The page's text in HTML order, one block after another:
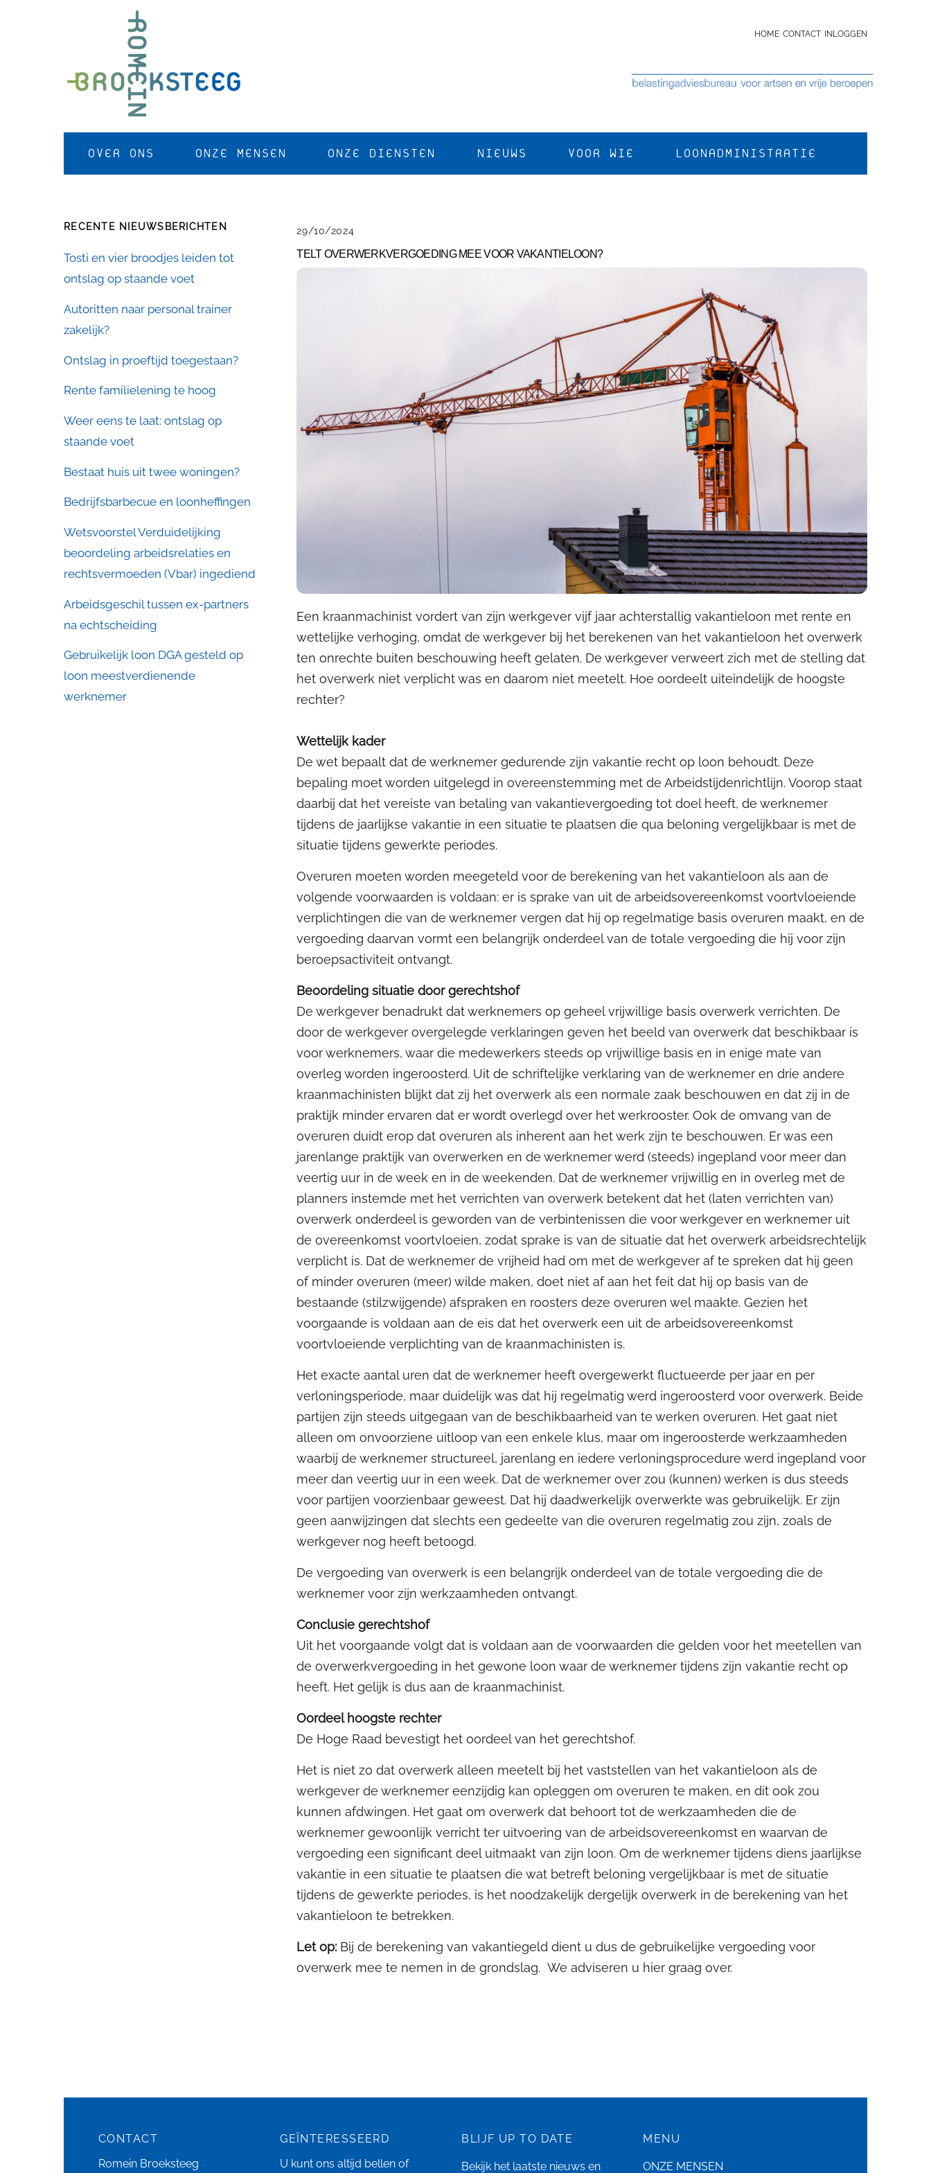
HOME CONTACT INLOGGEN
OVER ONS ONZE MENSEN ONZE DIENSTEN NIEUWS VOOR WIE LOONADMINISTRATIE
29/10/2024
TELT OVERWERKVERGOEDING MEE VOOR VAKANTIELOON?
Een kraanmachinist vordert van zijn werkgever vijf jaar achterstallig vakantieloon met rente en
wettelijke verhoging, omdat de werkgever bij het berekenen van het vakantieloon het overwerk
ten onrechte buiten beschouwing heeft gelaten. De werkgever verweert zich met de stelling dat
het overwerk niet verplicht was en daarom niet meetelt. Hoe oordeelt uiteindelijk de hoogste
rechter?
Wettelijk kader
De wet bepaalt dat de werknemer gedurende zijn vakantie recht op loon behoudt. Deze
bepaling moet worden uitgelegd in overeenstemming met de Arbeidstijdenrichtlijn. Voorop staat
daarbij dat het vereiste van betaling van vakantievergoeding tot doel heeft, de werknemer
tijdens de jaarlijkse vakantie in een situatie te plaatsen die qua beloning vergelijkbaar is met de
situatie tijdens gewerkte periodes.
Overuren moeten worden meegeteld voor de berekening van het vakantieloon als aan de
volgende voorwaarden is voldaan: er is sprake van uit de arbeidsovereenkomst voortvloeiende
verplichtingen die van de werknemer vergen dat hij op regelmatige basis overuren maakt, en de
vergoeding daarvan vormt een belangrijk onderdeel van de totale vergoeding die hij voor zijn
beroepsactiviteit ontvangt.
Beoordeling situatie door gerechtshof
De werkgever benadrukt dat werknemers op geheel vrijwillige basis overwerk verrichten. De
door de werkgever overgelegde verklaringen geven het beeld van overwerk dat beschikbaar is
voor werknemers, waar die medewerkers steeds op vrijwillige basis en in enige mate van
overleg worden ingeroosterd. Uit de schriftelijke verklaring van de werknemer en drie andere
kraanmachinisten blijkt dat zij het overwerk als een normale zaak beschouwen en dat zij in de
praktijk minder ervaren dat er wordt overlegd over het werkrooster. Ook de omvang van de
overuren duidt erop dat overuren als inherent aan het werk zijn te beschouwen. Er was een
jarenlange praktijk van overwerken en de werknemer werd (steeds) ingepland voor meer dan
veertig uur in de week en in de weekenden. Dat de werknemer vrijwillig en in overleg met de
planners instemde met het verrichten van overwerk betekent dat het (laten verrichten van)
overwerk onderdeel is geworden van de verbintenissen die voor werkgever en werknemer uit
de overeenkomst voortvloeien, zodat sprake is van de situatie dat het overwerk arbeidsrechtelijk
verplicht is. Dat de werknemer de vrijheid had om met de werkgever af te spreken dat hij geen
of minder overuren (meer) wilde maken, doet niet af aan het feit dat hij op basis van de
bestaande (stilzwijgende) afspraken en roosters deze overuren wel maakte. Gezien het
voorgaande is voldaan aan de eis dat het overwerk een uit de arbeidsovereenkomst
voortvloeiende verplichting van de kraanmachinisten is.
Het exacte aantal uren dat de werknemer heeft overgewerkt fluctueerde per jaar en per
verloningsperiode, maar duidelijk was dat hij regelmatig werd ingeroosterd voor overwerk. Beide
partijen zijn steeds uitgegaan van de beschikbaarheid van te werken overuren. Het gaat niet
alleen om onvoorziene uitloop van een enkele klus, maar om ingeroosterde werkzaamheden
waarbij de werknemer structureel, jarenlang en iedere verloningsprocedure werd ingepland voor
meer dan veertig uur in een week. Dat de werknemer over zou (kunnen) werken is dus steeds
voor partijen voorzienbaar geweest. Dat hij daadwerkelijk overwerkte was gebruikelijk. Er zijn
geen aanwijzingen dat slechts een gedeelte van die overuren regelmatig zou zijn, zoals de
werkgever nog heeft betoogd.
De vergoeding van overwerk is een belangrijk onderdeel van de totale vergoeding die de
werknemer voor zijn werkzaamheden ontvangt.
Conclusie gerechtshof
Uit het voorgaande volgt dat is voldaan aan de voorwaarden die gelden voor het meetellen van
de overwerkvergoeding in het gewone loon waar de werknemer tijdens zijn vakantie recht op
heeft. Het gelijk is dus aan de kraanmachinist.
Oordeel hoogste rechter
De Hoge Raad bevestigt het oordeel van het gerechtshof.
Het is niet zo dat overwerk alleen meetelt bij het vaststellen van het vakantieloon als de
werkgever de werknemer eenzijdig kan opleggen om overuren te maken, en dit ook zou
kunnen afdwingen. Het gaat om overwerk dat behoort tot de werkzaamheden die de
werknemer gewoonlijk verricht ter uitvoering van de arbeidsovereenkomst en waarvan de
vergoeding een significant deel uitmaakt van zijn loon. Om de werknemer tijdens diens jaarlijkse
vakantie in een situatie te plaatsen die wat betreft beloning vergelijkbaar is met de situatie
tijdens de gewerkte periodes, is het noodzakelijk dergelijk overwerk in de berekening van het
vakantieloon te betrekken.
Let op: Bij de berekening van vakantiegeld dient u dus de gebruikelijke vergoeding voor
overwerk mee te nemen in de grondslag. We adviseren u hier graag over.
RECENTE NIEUWSBERICHTEN
Tosti en vier broodjes leiden tot
ontslag op staande voet
Autoritten naar personal trainer
zakelijk?
Ontslag in proeftijd toegestaan?
Rente familielening te hoog
Weer eens te laat: ontslag op
staande voet
Bestaat huis uit twee woningen?
Bedrijfsbarbecue en loonheffingen
Wetsvoorstel Verduidelijking
beoordeling arbeidsrelaties en
rechtsvermoeden (Vbar) ingediend
Arbeidsgeschil tussen ex-partners
na echtscheiding
Gebruikelijk loon DGA gesteld op
loon meestverdienende
werknemer
CONTACT
Romein Broeksteeg
GEÏNTERESSEERD
U kunt ons altijd bellen of
BLIJF UP TO DATE
Bekijk het laatste nieuws en
MENU
ONZE MENSEN